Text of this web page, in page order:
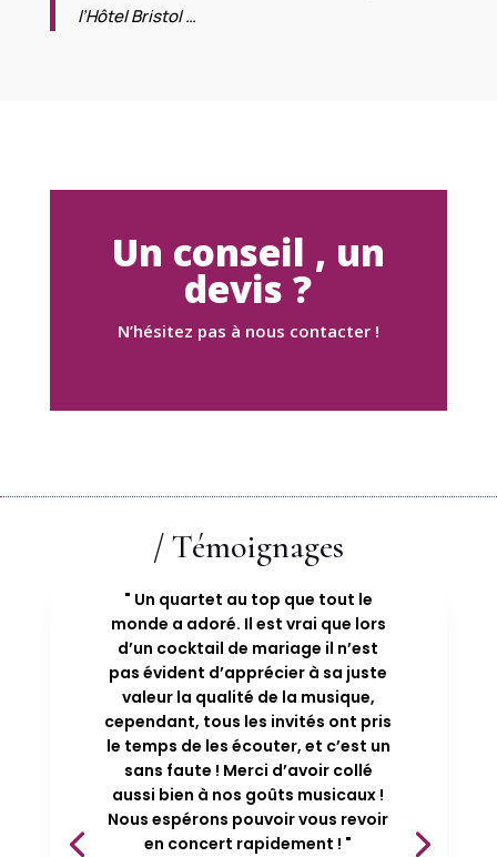
l’Hôtel Bristol …
Un conseil , un
devis ?
N’hésitez pas à nous contacter !
/ Témoignages
" Un quartet au top que tout le
monde a adoré. Il est vrai que lors
d’un cocktail de mariage il n’est
pas évident d’apprécier à sa juste
valeur la qualité de la musique,
cependant, tous les invités ont pris
le temps de les écouter, et c’est un
sans faute ! Merci d’avoir collé
aussi bien à nos goûts musicaux !
Nous espérons pouvoir vous revoir
en concert rapidement ! "